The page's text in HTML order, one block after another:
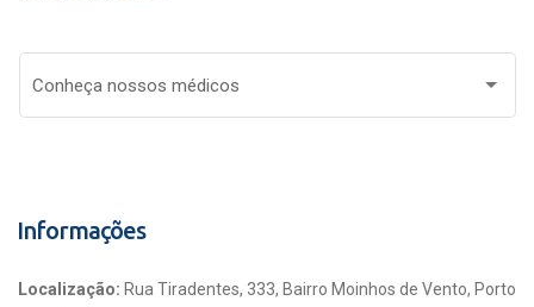
Conheça nossos médicos
Informações
Localização: Rua Tiradentes, 333, Bairro Moinhos de Vento, Porto